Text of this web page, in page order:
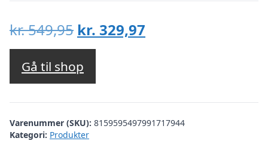
kr.549,95 Den
oprindelige
pris
var:
kr. 549,95.
kr. 329,97
kr. 329,97.
Gå til shop
Varenummer (SKU): 8159595497991717944
Kategori: Produkter